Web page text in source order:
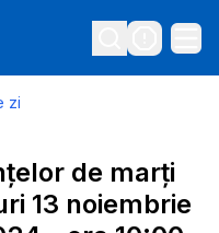
zi
de marți
13 noiembrie